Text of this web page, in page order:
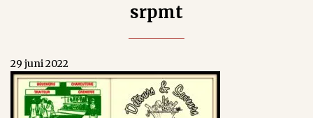
srpmt
29 juni 2022